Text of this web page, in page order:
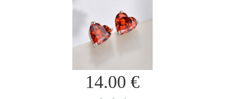
14.00 €